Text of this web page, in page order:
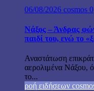
06/08/2026 cosmos 0
Νάξος – Άνδρας
παιδί του, ενώ το
Αναστάτωση
αερολιμένα Νάξου,
το...
ροή ειδήσεων